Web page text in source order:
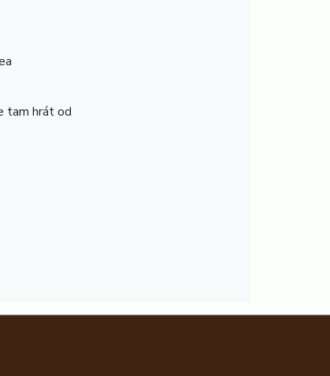
tam hrát od